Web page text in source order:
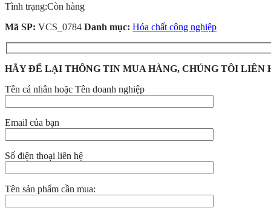
Tình trạng:Còn hàng
Mã SP: VCS_0784 Danh mục: Hóa chất công nghiệp
HÃY ĐỂ LẠI THÔNG TIN MUA HÀNG, CHÚNG TÔI LIÊN
Tên cá nhân hoặc Tên doanh nghiệp
Email của bạn
Số điện thoại liên hệ
Tên sản phẩm cần mua: